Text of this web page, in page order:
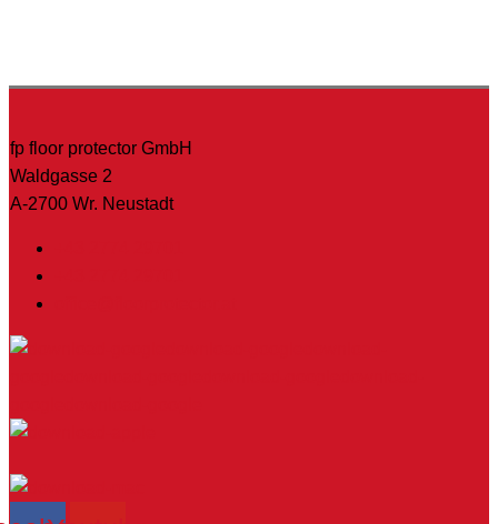
fp floor protector GmbH
Waldgasse 2
A-2700 Wr. Neustadt